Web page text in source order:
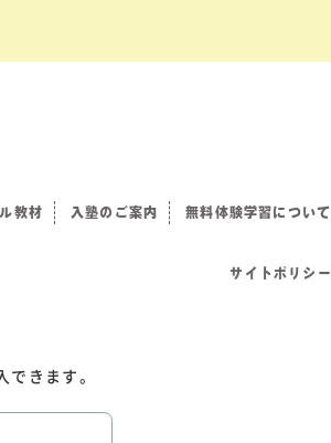
教材 入塾のご案内 無料体験学習について
サイトポリシー
きます。